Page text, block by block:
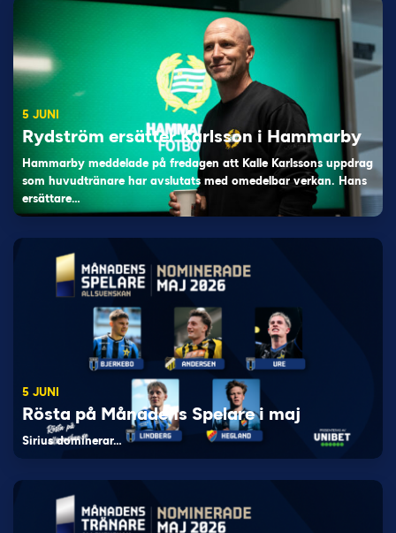
5 JUNI
Rydström ersätter Karlsson i Hammarby
Hammarby meddelade på fredagen att Kalle Karlssons uppdrag
som huvudtränare har avslutats med omedelbar verkan. Hans
ersättare…
5 JUNI
Rösta på Månadens Spelare i maj
Sirius dominerar…